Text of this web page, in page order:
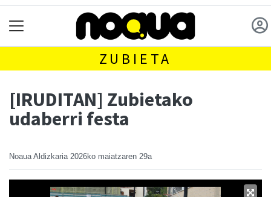
ZUBIETA
[IRUDITAN] Zubietako
udaberri festa
Noaua Aldizkaria 2026ko maiatzaren 29a